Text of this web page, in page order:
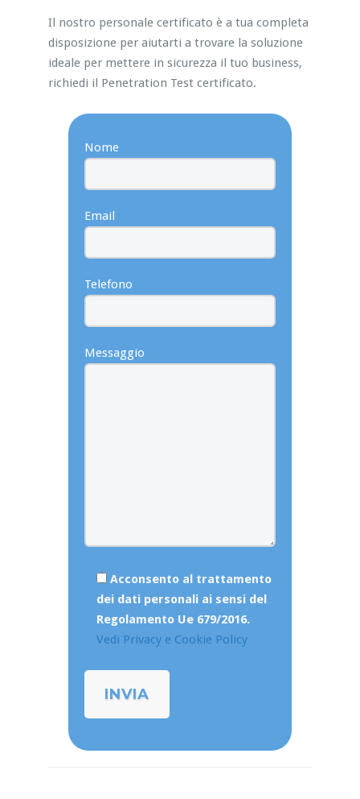
Il nostro personale certificato è a tua completa
disposizione per aiutarti a trovare la soluzione
ideale per mettere in sicurezza il tuo business,
richiedi il Penetration Test certificato.
Nome
Email
Telefono
Messaggio
Acconsento al trattamento
dei dati personali ai sensi del
Regolamento Ue 679/2016.
Vedi Privacy e Cookie Policy